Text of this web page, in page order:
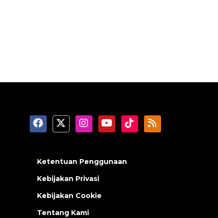
Ketentuan Penggunaan
Kebijakan Privasi
Kebijakan Cookie
Tentang Kami